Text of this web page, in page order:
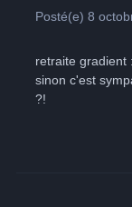
Posté(e)8
retraite gradient
sinon c'est
?!